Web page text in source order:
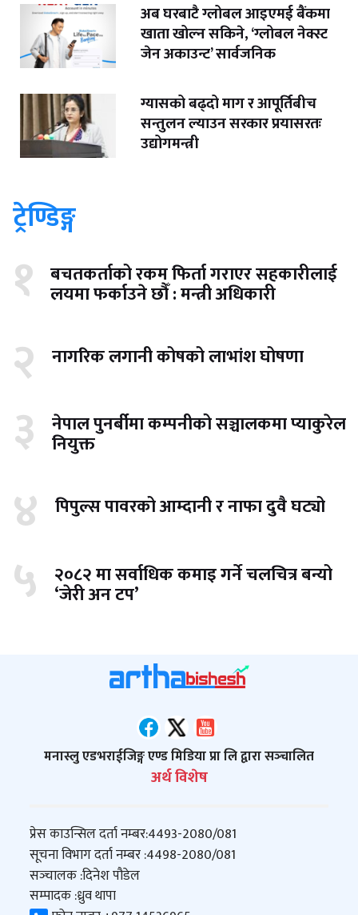
अब घरबाटै ग्लोबल आइएमई बैंकमा
खाता खोल्न सकिने, ‘ग्लोबल नेक्स्ट
जेन अकाउन्ट’ सार्वजनिक
ग्यासको बढ्दो माग र आपूर्तिबीच
सन्तुलन ल्याउन सरकार प्रयासरतः
उद्योगमन्त्री
ट्रेण्डिङ्ग
१ बचतकर्ताको रकम फिर्ता गराएर सहकारीलाई
लयमा फर्काउने छौँ : मन्त्री अधिकारी
२ नागरिक लगानी कोषको लाभांश घोषणा
३ नेपाल पुनर्बीमा कम्पनीको सञ्चालकमा प्याकुरेल
नियुक्त
४ पिपुल्स पावरको आम्दानी र नाफा दुवै घट्यो
५ २०८२ मा सर्वाधिक कमाइ गर्ने चलचित्र बन्यो
‘जेरी अन टप’
मनास्लु एडभराईजिङ्ग एण्ड मिडिया प्रा लि द्वारा सञ्‍चालित
अर्थ विशेष
प्रेस काउन्सिल दर्ता नम्बर:4493-2080/081
सूचना विभाग दर्ता नम्बर :4498-2080/081
सञ्‍चालक :दिनेश पौडेल
सम्पादक :ध्रुव थापा